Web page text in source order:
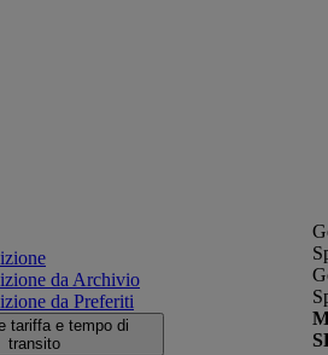
da Archivio
da Preferiti
tariffa e tempo di
transito